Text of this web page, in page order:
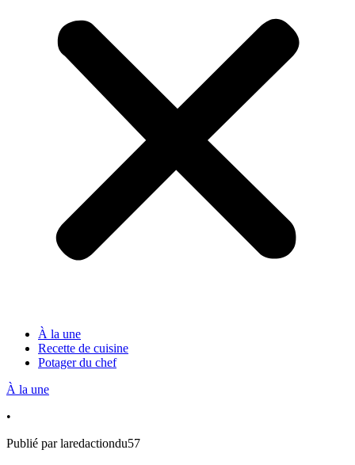
À la une
Recette de cuisine
Potager du chef
À la une
•
Publié par laredactiondu57